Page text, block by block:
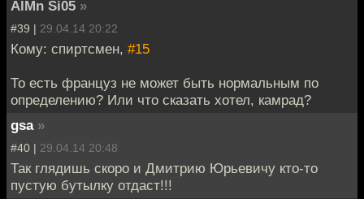
AlMn Si05 »
#39 | 29.04.14 20:22
Кому: спиртсмен, #15
То есть француз не может быть нормальным по
определению? Или что сказать хотел, камрад?
gsa »
#40 | 29.04.14 20:48
Так глядишь скоро и Дмитрию Юрьевичу кто-то
пустую бутылку отдаст!!!